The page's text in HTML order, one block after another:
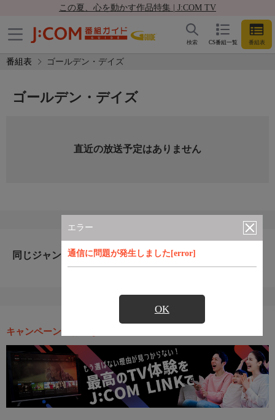
この夏、心を動かす作品特集 | J:COM TV
CS番組一覧 番組表
検索
番組表 ゴールデン・デイズ
エラー
通信に問題が発生しました[error]
OK
ゴールデン・デイズ
直近の放送予定はありません
同じジャンルのおすすめ番組
キャンペーン・お得な情報